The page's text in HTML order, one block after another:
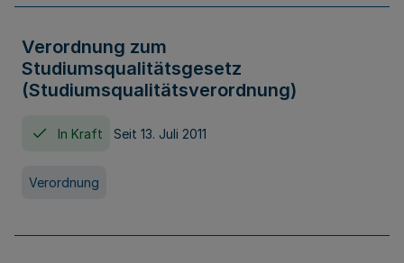
Verordnung zum
Studiumsqualitätsgesetz
(Studiumsqualitätsverordnung)
In Kraft Seit 13. Juli 2011
Verordnung